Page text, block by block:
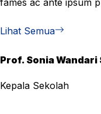
fames ac ante ipsum
Lihat Semua
Prof. Sonia Wandari
Kepala Sekolah